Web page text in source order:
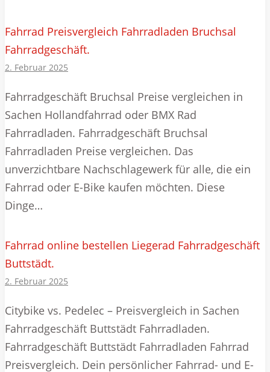
Fahrrad Preisvergleich Fahrradladen Bruchsal
Fahrradgeschäft.
2. Februar 2025
Fahrradgeschäft Bruchsal Preise vergleichen in
Sachen Hollandfahrrad oder BMX Rad
Fahrradladen. Fahrradgeschäft Bruchsal
Fahrradladen Preise vergleichen. Das
unverzichtbare Nachschlagewerk für alle, die ein
Fahrrad oder E-Bike kaufen möchten. Diese
Dinge…
Fahrrad online bestellen Liegerad Fahrradgeschäft
Buttstädt.
2. Februar 2025
Citybike vs. Pedelec – Preisvergleich in Sachen
Fahrradgeschäft Buttstädt Fahrradladen.
Fahrradgeschäft Buttstädt Fahrradladen Fahrrad
Preisvergleich. Dein persönlicher Fahrrad- und E-